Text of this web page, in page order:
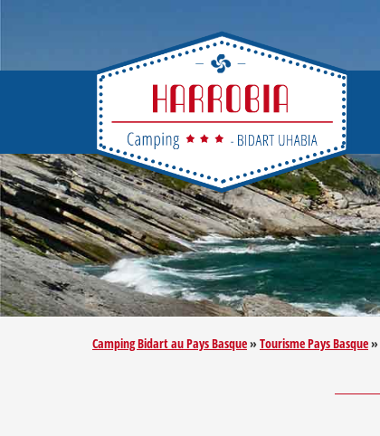
Camping Bidart au Pays Basque» Tourisme Pays Basque»